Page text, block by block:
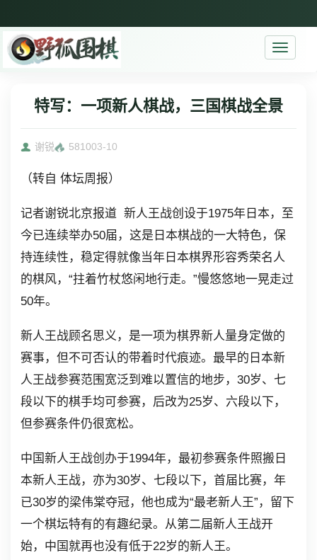
Toggle
特写：一项新人棋战，三国棋战全景
谢锐 581003-10
（转自 体坛周报）
记者谢锐北京报道 新人王战创设于1975年日本，至
今已连续举办50届，这是日本棋战的一大特色，保
持连续性，稳定得就像当年日本棋界形容秀荣名人
的棋风，“拄着竹杖悠闲地行走。”慢悠悠地一晃走过
50年。
新人王战顾名思义，是一项为棋界新人量身定做的
赛事，但不可否认的带着时代痕迹。最早的日本新
人王战参赛范围宽泛到难以置信的地步，30岁、七
段以下的棋手均可参赛，后改为25岁、六段以下，
但参赛条件仍很宽松。
中国新人王战创办于1994年，最初参赛条件照搬日
本新人王战，亦为30岁、七段以下，首届比赛，年
已30岁的梁伟棠夺冠，他也成为“最老新人王”，留下
一个棋坛特有的有趣纪录。从第二届新人王战开
始，中国就再也没有低于22岁的新人王。